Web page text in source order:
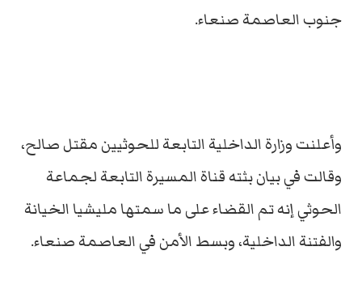
جنوب العاصمة صنعاء.
وأعلنت وزارة الداخلية التابعة للحوثيين مقتل صالح،
وقالت في بيان بثته قناة المسيرة التابعة لجماعة
الحوثي إنه تم القضاء على ما سمتها مليشيا الخيانة
والفتنة الداخلية، وبسط الأمن في العاصمة صنعاء.